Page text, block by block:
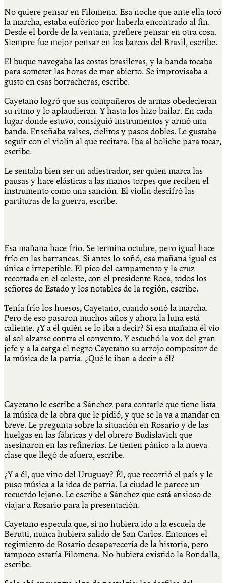
No quiere pensar en Filomena. Esa noche que ante ella tocó
la marcha, estaba eufórico por haberla encontrado al fin.
Desde el borde de la ventana, prefiere pensar en otra cosa.
Siempre fue mejor pensar en los barcos del Brasil, escribe.
El buque navegaba las costas brasileras, y la banda tocaba
para someter las horas de mar abierto. Se improvisaba a
gusto en esas borracheras, escribe.
Cayetano logró que sus compañeros de armas obedecieran
su ritmo y lo aplaudieran. Y hasta los hizo bailar. En cada
lugar donde estuvo, consiguió instrumentos y armó una
banda. Enseñaba valses, cielitos y pasos dobles. Le gustaba
seguir con el violín al que recitara. Iba al boliche para tocar,
escribe.
Le sentaba bien ser un adiestrador, ser quien marca las
pausas y hace elásticas a las manos torpes que reciben el
instrumento como una sanción. El violín descifró las
partituras de la guerra, escribe.
Esa mañana hace frío. Se termina octubre, pero igual hace
frío en las barrancas. Si antes lo soñó, esa mañana igual es
única e irrepetible. El pico del campamento y la cruz
recortada en el celeste, con el presidente Roca, todos los
señores de Estado y los notables de la región, escribe.
Tenía frío los huesos, Cayetano, cuando sonó la marcha.
Pero de eso pasaron muchos años y ahora la luna está
caliente. ¿Y a él quién se lo iba a decir? Si esa mañana él vio
al sol alzarse contra el convento. Y escuchó la voz del gran
jefe y a la carga el negro Cayetano su arrojo compositor de
la música de la patria. ¿Qué le iban a decir a él?
Cayetano le escribe a Sánchez para contarle que tiene lista
la música de la obra que le pidió, y que se la va a mandar en
breve. Le pregunta sobre la situación en Rosario y de las
huelgas en las fábricas y del obrero Budislavich que
asesinaron en las refinerías. Le tienen pánico a la nueva
clase que llegó de afuera, escribe.
¿Y a él, que vino del Uruguay? Él, que recorrió el país y le
puso música a la idea de patria. La ciudad le parece un
recuerdo lejano. Le escribe a Sánchez que está ansioso de
viajar a Rosario para la presentación.
Cayetano especula que, si no hubiera ido a la escuela de
Berutti, nunca hubiera salido de San Carlos. Entonces el
regimiento de Rosario desaparecería de la historia, pero
tampoco estaría Filomena. No hubiera existido la Rondalla,
escribe.